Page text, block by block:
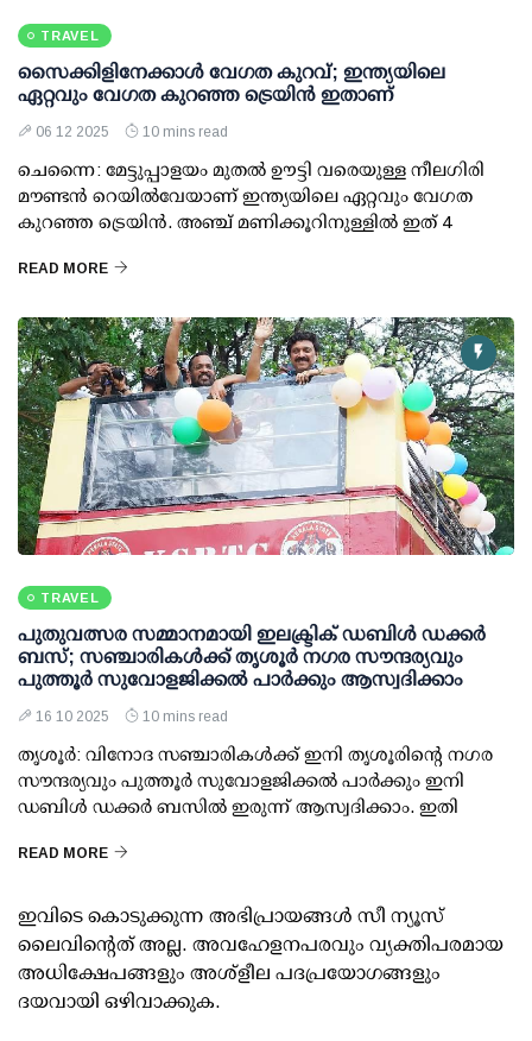
TRAVEL
സൈക്കിളിനേക്കാള്‍ വേഗത കുറവ്; ഇന്ത്യയിലെ
ഏറ്റവും വേഗത കുറഞ്ഞ ട്രെയിന്‍ ഇതാണ്
06 12 2025 10 mins read
ചെന്നൈ: മേട്ടുപ്പാളയം മുതല്‍ ഊട്ടി വരെയുള്ള നീലഗിരി
മൗണ്ടന്‍ റെയില്‍വേയാണ് ഇന്ത്യയിലെ ഏറ്റവും വേഗത
കുറഞ്ഞ ട്രെയിന്‍. അഞ്ച് മണിക്കൂറിനുള്ളില്‍ ഇത് 4
READ MORE
TRAVEL
പുതുവത്സര സമ്മാനമായി ഇലക്ട്രിക് ഡബിള്‍ ഡക്കര്‍
ബസ്; സഞ്ചാരികള്‍ക്ക് തൃശൂര്‍ നഗര സൗന്ദര്യവും
പുത്തൂര്‍ സുവോളജിക്കല്‍ പാര്‍ക്കും ആസ്വദിക്കാം
16 10 2025 10 mins read
തൃശൂര്‍: വിനോദ സഞ്ചാരികള്‍ക്ക് ഇനി തൃശൂരിന്റെ നഗര
സൗന്ദര്യവും പുത്തൂര്‍ സുവോളജിക്കല്‍ പാര്‍ക്കും ഇനി
ഡബിള്‍ ഡക്കര്‍ ബസില്‍ ഇരുന്ന് ആസ്വദിക്കാം. ഇതി
READ MORE
ഇവിടെ കൊടുക്കുന്ന അഭിപ്രായങ്ങള്‍ സീ ന്യൂസ്
ലൈവിന്റെത് അല്ല. അവഹേളനപരവും വ്യക്തിപരമായ
അധിക്ഷേപങ്ങളും അശ്‌ളീല പദപ്രയോഗങ്ങളും
ദയവായി ഒഴിവാക്കുക.